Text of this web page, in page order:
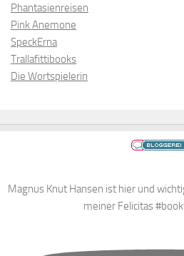
Phantasienreisen
Pink Anemone
SpeckErna
Trallafittibooks
Die Wortspielerin
Magnus Knut Hansen ist hier und
meiner Felicitas